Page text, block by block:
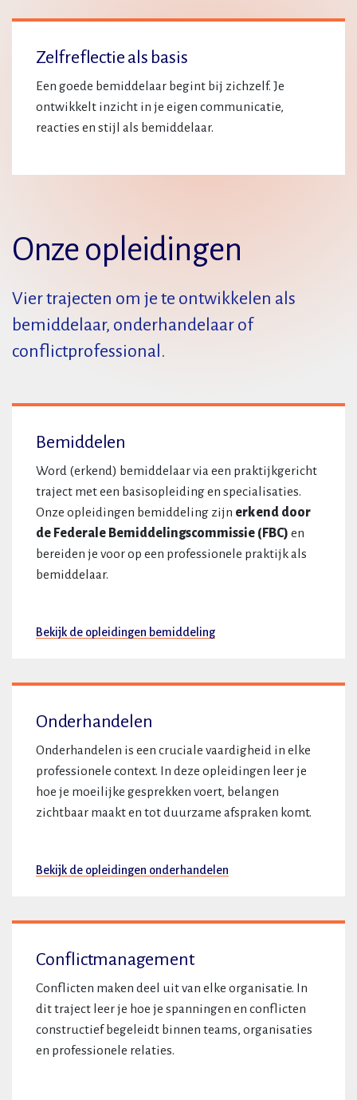
Zelfreflectie als basis
Een goede bemiddelaar begint bij zichzelf. Je
ontwikkelt inzicht in je eigen communicatie,
reacties en stijl als bemiddelaar.
Onze opleidingen
Vier trajecten om je te ontwikkelen als
bemiddelaar, onderhandelaar of
conflictprofessional.
Bemiddelen
Word (erkend) bemiddelaar via een praktijkgericht
traject met een basisopleiding en specialisaties.
Onze opleidingen bemiddeling zijn erkend door
de Federale Bemiddelingscommissie (FBC) en
bereiden je voor op een professionele praktijk als
bemiddelaar.
Bekijk de opleidingen bemiddeling
Onderhandelen
Onderhandelen is een cruciale vaardigheid in elke
professionele context. In deze opleidingen leer je
hoe je moeilijke gesprekken voert, belangen
zichtbaar maakt en tot duurzame afspraken komt.
Bekijk de opleidingen onderhandelen
Conflictmanagement
Conflicten maken deel uit van elke organisatie. In
dit traject leer je hoe je spanningen en conflicten
constructief begeleidt binnen teams, organisaties
en professionele relaties.